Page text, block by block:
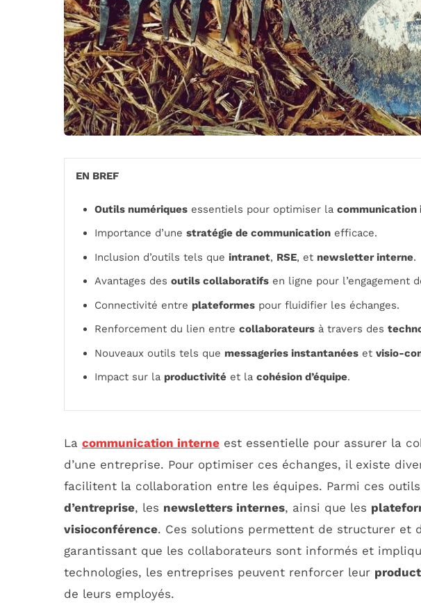
EN BREF
Outils numériques essentiels pour optimiser la communication
Importance d’une stratégie de communication efficace.
Inclusion d’outils tels que intranet, RSE, et newsletter interne.
Avantages des outils collaboratifs en ligne pour l’engagement
Connectivité entre plateformes pour fluidifier les échanges.
Renforcement du lien entre collaborateurs à travers des
Nouveaux outils tels que messageries instantanées et visio-
Impact sur la productivité et la cohésion d’équipe.
La communication interne est essentielle pour assurer la
d’une entreprise. Pour optimiser ces échanges, il existe
facilitent la collaboration entre les équipes. Parmi ces
d’entreprise, les newsletters internes, ainsi que les
visioconférence. Ces solutions permettent de structurer et
garantissant que les collaborateurs sont informés et
technologies, les entreprises peuvent renforcer leur
de leurs employés.